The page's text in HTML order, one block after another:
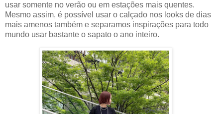
usar somente no verão ou em estações mais quentes.
Mesmo assim, é possível usar o calçado nos looks de dias
mais amenos também e separamos inspirações para todo
mundo usar bastante o sapato o ano inteiro.